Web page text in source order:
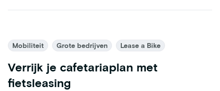
Mobiliteit Grote bedrijven Lease a Bike
Verrijk je cafetariaplan met
fietsleasing